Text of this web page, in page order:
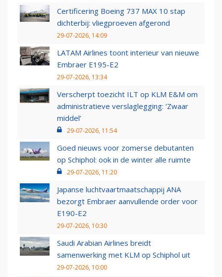
Certificering Boeing 737 MAX 10 stap
dichterbij: vliegproeven afgerond
29-07-2026, 14:09
LATAM Airlines toont interieur van nieuwe
Embraer E195-E2
29-07-2026, 13:34
Verscherpt toezicht ILT op KLM E&M om
administratieve verslaglegging: ‘Zwaar
middel’
29-07-2026, 11:54
Goed nieuws voor zomerse debutanten
op Schiphol: ook in de winter alle ruimte
29-07-2026, 11:20
Japanse luchtvaartmaatschappij ANA
bezorgt Embraer aanvullende order voor
E190-E2
29-07-2026, 10:30
Saudi Arabian Airlines breidt
samenwerking met KLM op Schiphol uit
29-07-2026, 10:00